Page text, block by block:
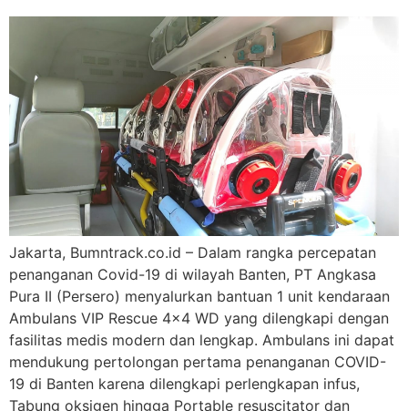
Jakarta, Bumntrack.co.id – Dalam rangka percepatan
penanganan Covid-19 di wilayah Banten, PT Angkasa
Pura II (Persero) menyalurkan bantuan 1 unit kendaraan
Ambulans VIP Rescue 4×4 WD yang dilengkapi dengan
fasilitas medis modern dan lengkap. Ambulans ini dapat
mendukung pertolongan pertama penanganan COVID-
19 di Banten karena dilengkapi perlengkapan infus,
Tabung oksigen hingga Portable resuscitator dan